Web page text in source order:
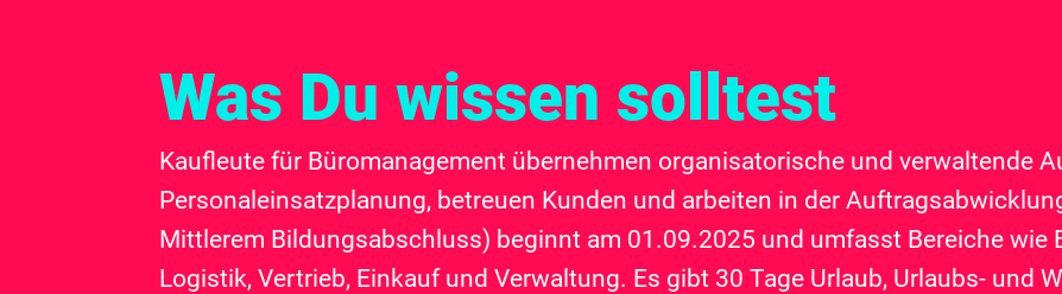
Was Du wissen solltest
Kaufleute für Büromanagement übernehmen organisatorische und verwaltende
Personaleinsatzplanung, betreuen Kunden und arbeiten in der
Mittlerem Bildungsabschluss) beginnt am 01.09.2025 und umfasst Bereiche wie
Logistik, Vertrieb, Einkauf und Verwaltung. Es gibt 30 Tage Urlaub, Urlaubs- und